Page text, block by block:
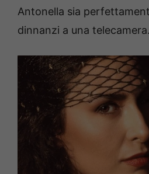
Antonella sia
dinnanzi a una telecamera.